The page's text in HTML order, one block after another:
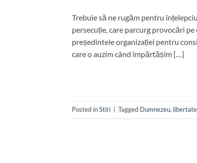
Trebuie să ne rugăm pentru
persecuție, care parcurg provocări
președintele organizației pentru
care o auzim când împărtășim […]
Posted inStiri Tagged Dumnezeu,